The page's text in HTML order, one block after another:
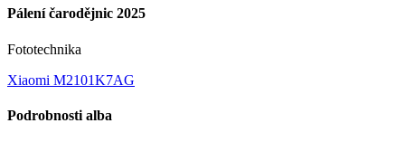
Pálení čarodějnic 2025
Fototechnika
Xiaomi M2101K7AG
Podrobnosti alba